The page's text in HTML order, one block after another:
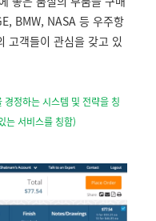
BMW, NASA 등 우주항
고객들이 관심을 갖고 있
정하는 시스템 및 전략을 칭
는 서비스를 칭함)